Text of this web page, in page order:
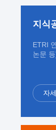
지식
ETRI
논문
자